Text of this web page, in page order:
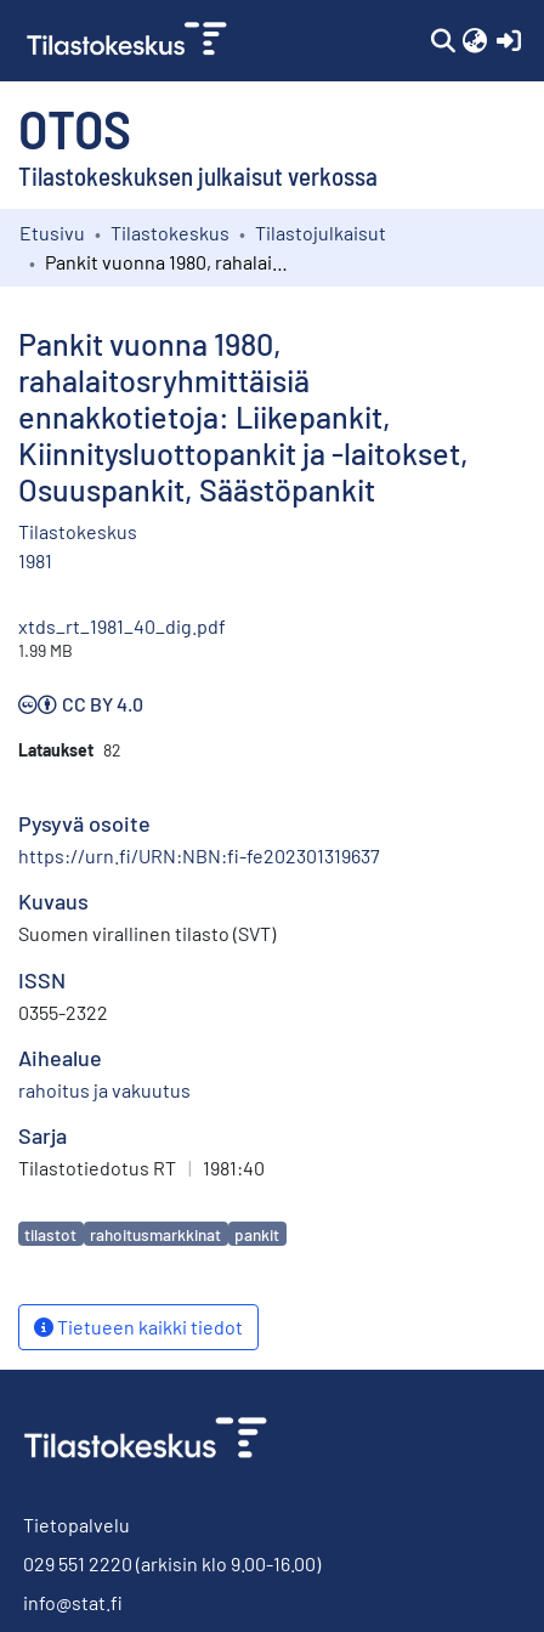
OTOS
Tilastokeskuksen julkaisut verkossa
Kokoelmat
Etusivu Tilastokeskus
Tilastojulkaisut
Pankit vuonna 1980,
rahalaitosryhmittäisiä
ennakkotietoja: Liikepankit,
Kiinnitysluottopankit ja -laitokset,
Osuuspankit, Säästöpankit
Tilastokeskus
1981
xtds_rt_1981_40_dig.pdf
1.99 MB
CC BY 4.0
Lataukset 82
Pysyvä osoite
https://urn.fi/URN:NBN:fi-fe202301319637
Kuvaus
Suomen virallinen tilasto (SVT)
ISSN
0355-2322
Aihealue
rahoitus ja vakuutus
Sarja
Tilastotiedotus RT | 1981:40
Avainsanat
tilastot rahoitusmarkkinat pankit
Tietueen kaikki tiedot
Tietopalvelu
029 551 2220 (arkisin klo 9.00-16.00)
info@stat.fi